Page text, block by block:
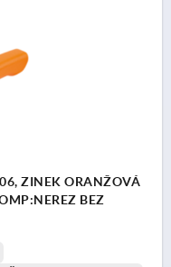
ZINEK ORANŽOVÁ
BEZ